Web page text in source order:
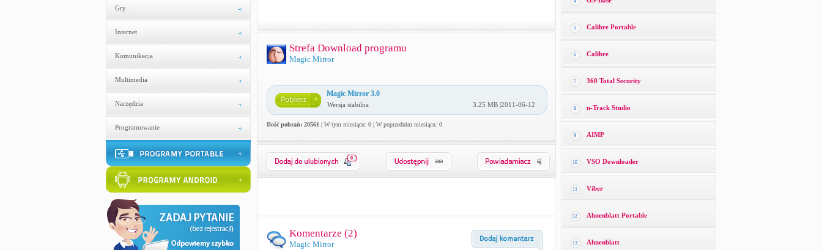
Gry
Internet
Komunikacja
Multimedia
Narzędzia
Programowanie
Strefa Download programu
Magic Mirror
Magic Mirror 3.0
Wersja stabilna 3.25 MB |2011-06-12
Ilość pobrań: 20561| W tym miesiącu: 0 | W poprzednim miesiącu: 0
0
Komentarze (2)
Magic Mirror
5 Calibre Portable
6 Calibre
7 360 Total Security
8 n-Track Studio
9 AIMP
10 VSO Downloader
11 Viber
12 Ahnenblatt Portable
13 Ahnenblatt